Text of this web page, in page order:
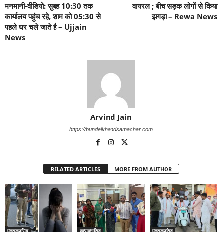
मनमानी-वीडियो: सुबह 10:30 तक
कार्यालय पहुंच रहे, शाम को 05:30 से
पहले घर चले जाते है – Ujjain
News
वायरल ; बीच सड़क लोगों से किया
झगड़ा – Rewa News
Arvind Jain
https://bundelkhandsamachar.com
RELATED ARTICLES MORE FROM AUTHOR
एक्सक्लूसिव एक्सक्लूसिव एक्सक्लूसिव